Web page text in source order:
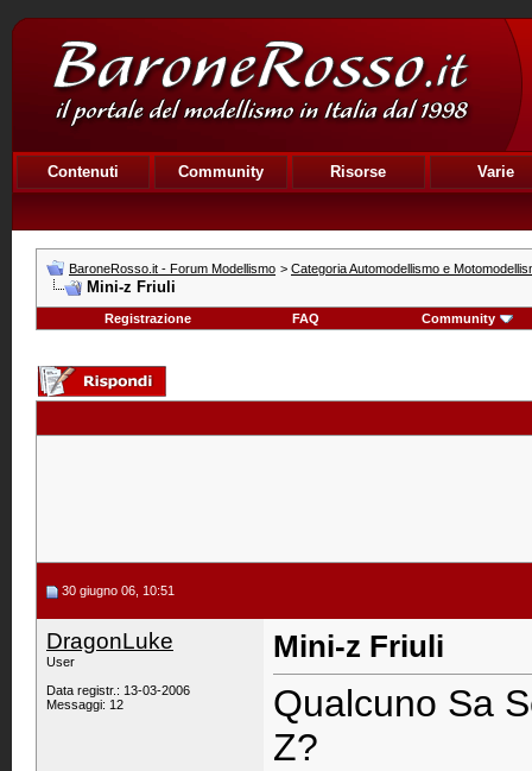
Contenuti Community Risorse Varie
BaroneRosso.it - Forum Modellismo > Categoria Automodellismo e
Mini-z Friuli
Registrazione FAQ Community
30 giugno 06, 10:51
DragonLuke
User
Data registr.: 13-03-2006
Messaggi: 12
Mini-z Friuli
Qualcuno Sa
Z?